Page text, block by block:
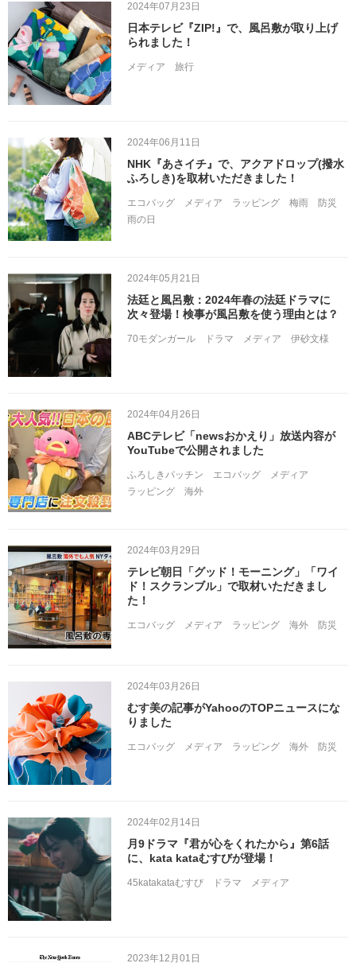
2024年07月23日
日本テレビ『ZIP!』で、風呂敷が取り上げ
られました！
メディア 旅行
2024年06月11日
NHK『あさイチ』で、アクアドロップ(撥水
ふろしき)を取材いただきました！
エコバッグ メディア ラッピング 梅雨
防災
雨の日
2024年05月21日
法廷と風呂敷：2024年春の法廷ドラマに
次々登場！検事が風呂敷を使う理由とは？
70モダンガール ドラマ メディア 伊砂文様
2024年04月26日
ABCテレビ「newsおかえり」放送内容が
YouTubeで公開されました
ふろしきパッチン エコバッグ
メディア
ラッピング
海外
2024年03月29日
テレビ朝日「グッド！モーニング」「ワイ
ド！スクランブル」で取材いただきまし
た！
エコバッグ メディア ラッピング 海外 防災
2024年03月26日
むす美の記事がYahooのTOPニュースにな
りました
エコバッグ メディア ラッピング 海外 防災
2024年02月14日
月9ドラマ『君が心をくれたから』第6話
に、kata kataむすびが登場！
45katakataむすび ドラマ メディア
2023年12月01日